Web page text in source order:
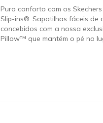
Puro conforto com os
Slip-ins®. Sapatilhas fáceis de
concebidos com a nossa
Pillow™ que mantém o pé no